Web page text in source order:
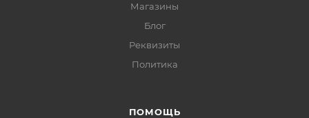
Магазины
Блог
Реквизиты
Политика
ПОМОЩЬ